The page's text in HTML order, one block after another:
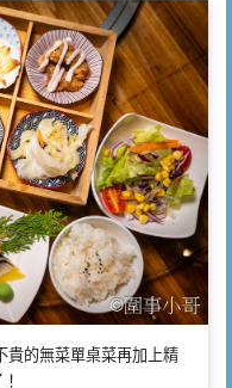
貴的無菜單桌菜再加上精